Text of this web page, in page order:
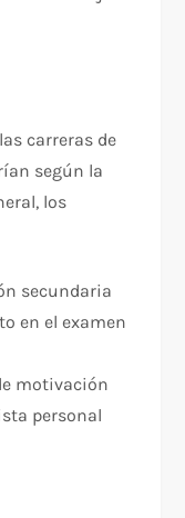
carreras de
según la
los
secundaria
en el examen
motivación
personal